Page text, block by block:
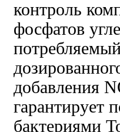
контроль
фосфатов
добавления
гарантирует
бактериями